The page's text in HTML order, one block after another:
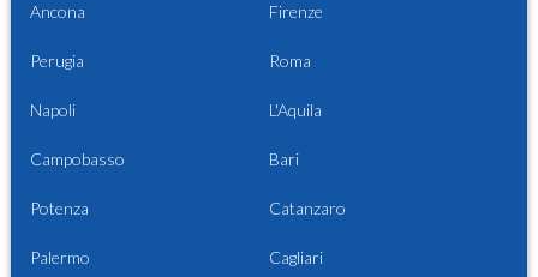
Ancona Firenze
Perugia Roma
Napoli L'Aquila
Campobasso Bari
Potenza Catanzaro
Palermo Cagliari